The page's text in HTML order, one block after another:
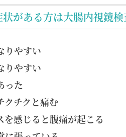
がある方は大腸内視鏡検
りやすい
りやすい
った
クチクと痛む
を感じると腹痛が起こる